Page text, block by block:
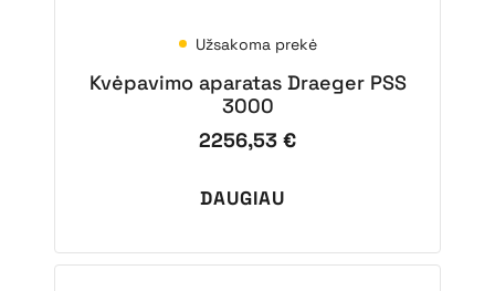
Užsakoma prekė
Kvėpavimo aparatas Draeger PSS
3000
2256,53 €
DAUGIAU